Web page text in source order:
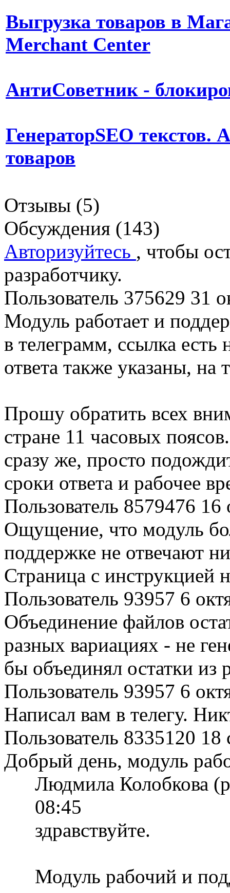
Выгрузка товаров в
Merchant Center
АнтиСоветник -
ГенераторSEO текстов.
товаров
Отзывы (5)
Обсуждения (143)
Авторизуйтесь , чтобы
разработчику.
Пользователь 375629 31
Модуль работает и
в телеграмм, ссылка
ответа также указаны, на
Прошу обратить всех
стране 11 часовых
сразу же, просто
сроки ответа и рабочее
Пользователь 8579476 16
Ощущение, что модуль
поддержке не отвечают
Страница с инструкцией
Пользователь 93957 6
Объединение файлов
разных вариациях - не
бы объединял остатки из
Пользователь 93957 6
Написал вам в телегу.
Пользователь 8335120 18
Добрый день, модуль
Людмила Колобкова
08:45
здравствуйте.
Модуль рабочий и